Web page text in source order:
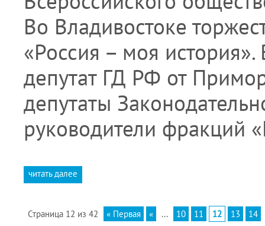
Во Владивостоке
«Россия – моя
депутат ГД РФ от
депутаты
руководители фракций
читать далее
Страница 12 из 42 « Первая « ... 10 11 12 13 14